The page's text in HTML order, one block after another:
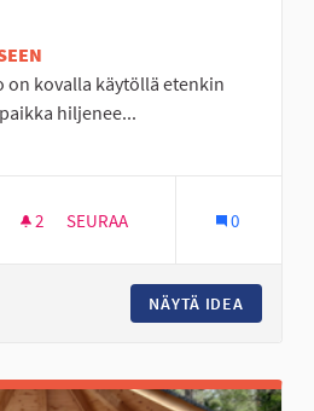
kovalla käytöllä etenkin
hiljenee...
Läntinen Seinäjoki
2 2 SEURAAJAA
SEURAA 0
NÄYTÄ IDEA